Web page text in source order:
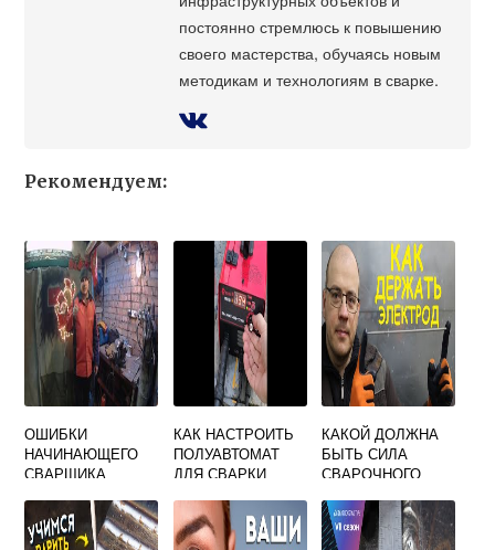
постоянно стремлюсь к повышению
своего мастерства, обучаясь новым
методикам и технологиям в сварке.
Рекомендуем:
ОШИБКИ
НАЧИНАЮЩЕГО
СВАРЩИКА
КАК НАСТРОИТЬ
ПОЛУАВТОМАТ
ДЛЯ СВАРКИ
КАКОЙ ДОЛЖНА
БЫТЬ СИЛА
СВАРОЧНОГО
ВАННОЙ
ОДНОЭЛЕКТРОДН